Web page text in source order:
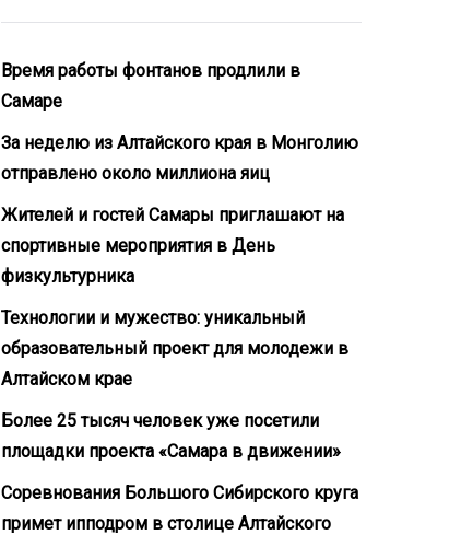
Время работы фонтанов продлили в
Самаре
За неделю из Алтайского края в Монголию
отправлено около миллиона яиц
Жителей и гостей Самары приглашают на
спортивные мероприятия в День
физкультурника
Технологии и мужество: уникальный
образовательный проект для молодежи в
Алтайском крае
Более 25 тысяч человек уже посетили
площадки проекта «Самара в движении»
Соревнования Большого Сибирского круга
примет ипподром в столице Алтайского